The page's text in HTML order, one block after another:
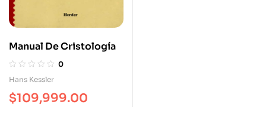
Manual De Cristología
0
Hans Kessler
$109,999.00